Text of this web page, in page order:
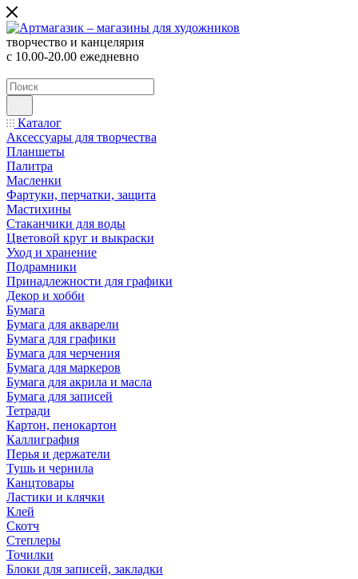
творчество и канцелярия
с 10.00-20.00 ежедневно
Каталог
Аксессуары для творчества
Планшеты
Палитра
Масленки
Фартуки, перчатки, защита
Мастихины
Стаканчики для воды
Цветовой круг и выкраски
Уход и хранение
Подрамники
Принадлежности для графики
Декор и хобби
Бумага
Бумага для акварели
Бумага для графики
Бумага для черчения
Бумага для маркеров
Бумага для акрила и масла
Бумага для записей
Тетради
Картон, пенокартон
Каллиграфия
Перья и держатели
Тушь и чернила
Канцтовары
Ластики и клячки
Клей
Скотч
Степлеры
Точилки
Блоки для записей, закладки